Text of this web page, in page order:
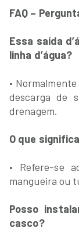
FAQ –
Essa saída
linha d’água?
•
descarga de
drenagem.
O que
• Refere-se
mangueira ou
Posso
casco?